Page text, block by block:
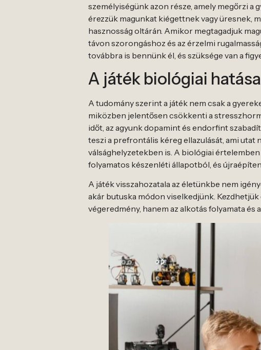
személyiségünk azon része, amely megőrzi
érezzük magunkat kiégettnek vagy üresnek,
hasznosság oltárán. Amikor megtagadjuk
távon szorongáshoz és az érzelmi
továbbra is bennünk él, és szüksége van a
A játék biológiai
A tudomány szerint a játék nem csak a
miközben jelentősen csökkenti a
időt, az agyunk dopamint és endorfint
teszi a prefrontális kéreg ellazulását, ami
válsághelyzetekben is. A biológiai
folyamatos készenléti állapotból, és
A játék visszahozatala az életünkbe nem
akár butuska módon viselkedjünk. Kezdhetjük
végeredmény, hanem az alkotás folyamata és